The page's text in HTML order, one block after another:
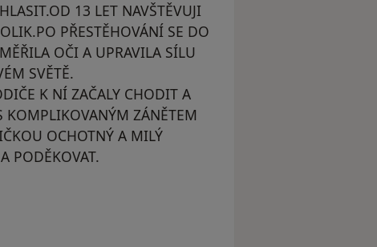
13 LET NAVŠTĚVUJI
PŘESTĚHOVÁNÍ SE DO
OČI A UPRAVILA SÍLU
SVĚTĚ.
K NÍ ZAČALY CHODIT A
ZÁNĚTEM
OCHOTNÝ A MILÝ
PODĚKOVAT.